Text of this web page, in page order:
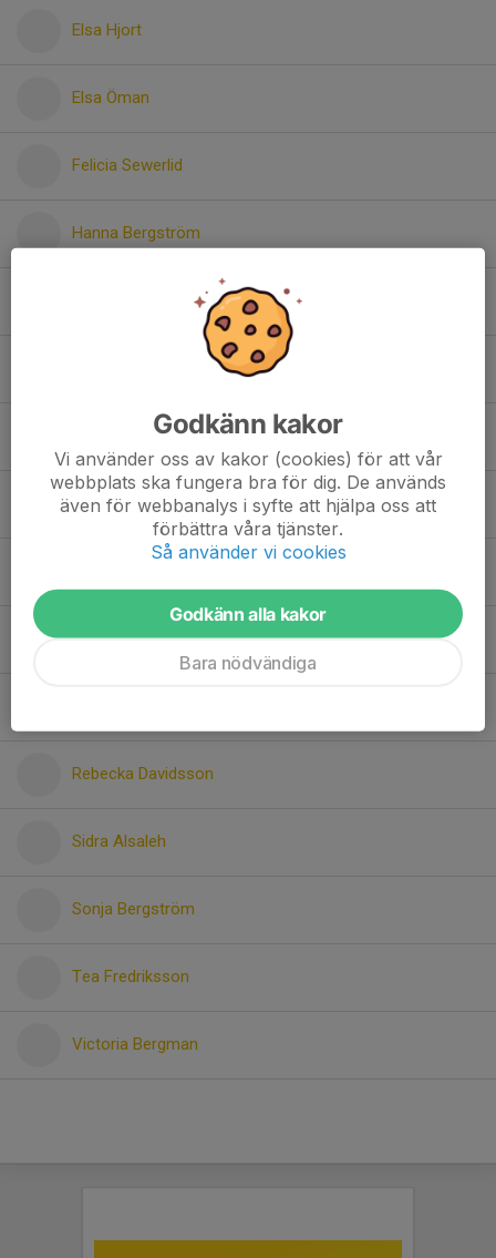
Elsa Hjort
Elsa Öman
Felicia Sewerlid
Hanna Bergström
Josefin Gröning
Julia Lindèn Sparring
Matilda Forsling Collén
Rebecka Davidsson
Sidra Alsaleh
Sonja Bergström
Tea Fredriksson
Victoria Bergman
Godkänn kakor
Vi använder oss av kakor (cookies) för att vår
webbplats ska fungera bra för dig. De används
även för webbanalys i syfte att hjälpa oss att
förbättra våra tjänster.
Så använder vi cookies
Godkänn alla kakor
Bara nödvändiga